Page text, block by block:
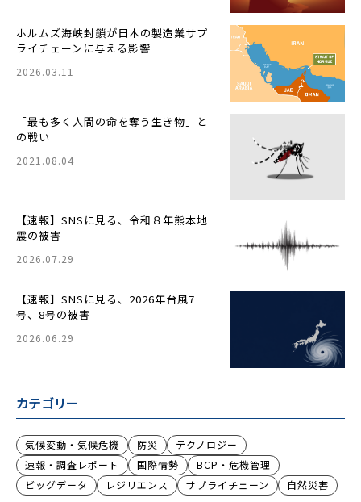
ホルムズ海峡封鎖が日本の製造業サプ
ライチェーンに与える影響
2026.03.11
「最も多く人間の命を奪う生き物」と
の戦い
2021.08.04
【速報】SNSに見る、令和８年熊本地
震の被害
2026.07.29
【速報】SNSに見る、2026年台風7
号、8号の被害
2026.06.29
カテゴリー
気候変動・気候危機 防災
テクノロジー
速報・調査レポート
国際情勢
BCP・危機管理
ビッグデータ
レジリエンス サプライチェーン 自然災害